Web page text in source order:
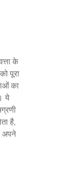
के
पूरा
का
ये
है,
अपने